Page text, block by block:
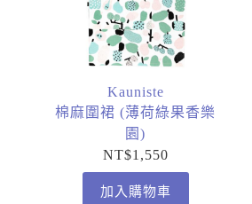
Kauniste
棉麻圍裙 (薄荷綠果香樂
園)
NT$1,550
加入購物車